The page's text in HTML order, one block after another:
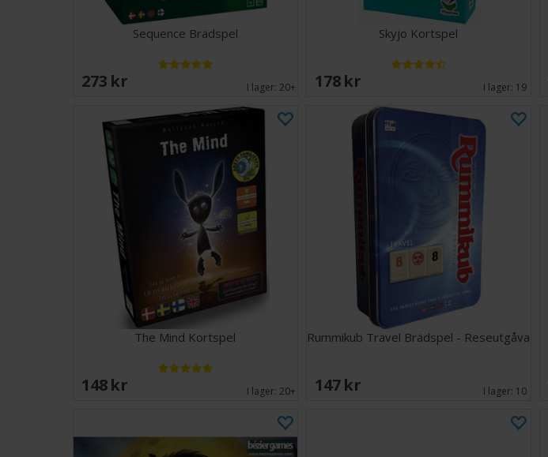
Sequence Brädspel
273 SEK I lager:20+
Skyjo Kortspel
178 SEK I lager: 19
The Mind Kortspel
148 SEK I lager:20+
Rummikub Travel Brädspel - Reseutgåva
147 SEK I lager: 10